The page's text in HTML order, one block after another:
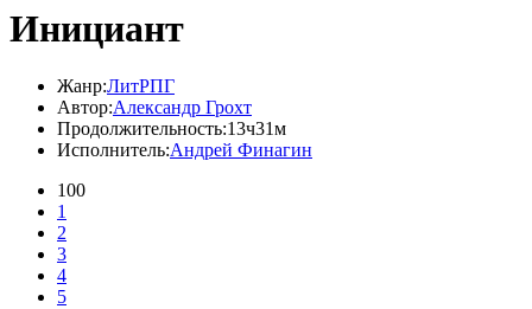
Инициант
Жанр:ЛитРПГ
Автор:Александр Грохт
Продолжительность:13ч31м
Исполнитель:Андрей Финагин
100
1
2
3
4
5